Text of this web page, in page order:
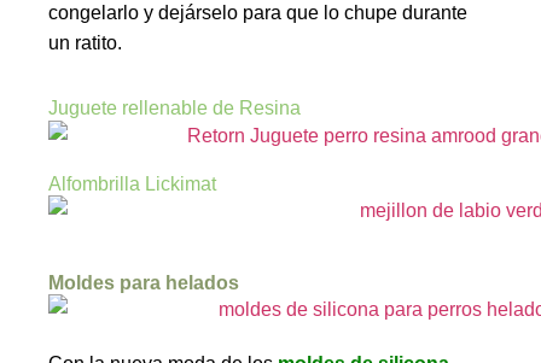
congelarlo y dejárselo para que lo chupe durante
un ratito.
Juguete rellenable de Resina
Alfombrilla Lickimat
Moldes para helados